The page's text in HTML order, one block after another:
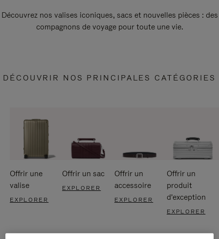
Découvrez nos valises iconiques, sacs et nouvelles pièces : des
compagnons de voyage pour toute une vie.
DÉCOUVRIR NOS PRINCIPALES CATÉGORIES
Offrir une
valise
EXPLORER
Offrir un sac
EXPLORER
Offrir un
accessoire
EXPLORER
Offrir un
produit
d'exception
EXPLORER